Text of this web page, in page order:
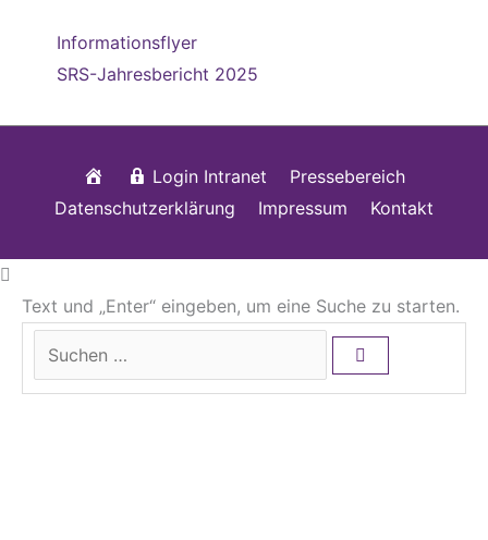
Informationsflyer
SRS-Jahresbericht 2025
StartseiteLogin Intranet
Pressebereich
Datenschutzerklärung
Impressum Kontakt
Text und „Enter“ eingeben, um eine Suche zu starten.